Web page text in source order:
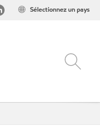
Sélectionnez un pays